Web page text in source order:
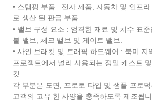
• 스탬핑 부품 ​​: 전자 제품, 자동차 및 인프
로 생산 된 판금 부품.
• 밸브 구성 요소 : 엄격한 재료 및 치수 표
볼 밸브, 체크 밸브 및 게이트 밸브.
• 사인 브래킷 및 트래픽 하드웨어 : 북미 지
프로젝트에서 널리 사용되는 정밀 캐스트
킷.
각 부분은 도면, 프로토 타입 및 샘플 프로
고객의 고유 한 사양을 충족하도록 제조됩니